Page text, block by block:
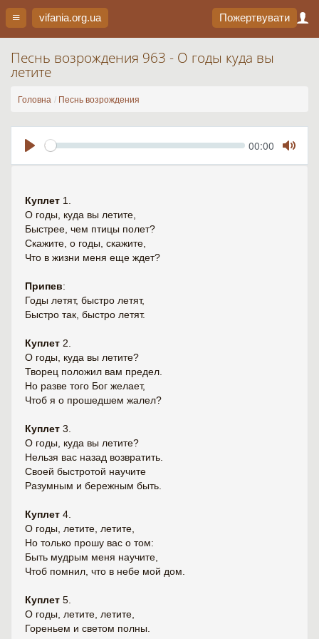
vifania.org.ua Пожертвувати
Песнь возрождения 963 - О годы куда вы
летите
Головна Песнь возрождения
Seek Current
00:00
Mute
Куплет 1.
О годы, куда вы летите,
Быстрее, чем птицы полет?
Скажите, о годы, скажите,
Что в жизни меня еще ждет?
Припев:
Годы летят, быстро летят,
Быстро так, быстро летят.
Куплет 2.
О годы, куда вы летите?
Творец положил вам предел.
Но разве того Бог желает,
Чтоб я о прошедшем жалел?
Куплет 3.
О годы, куда вы летите?
Нельзя вас назад возвратить.
Своей быстротой научите
Разумным и бережным быть.
Куплет 4.
О годы, летите, летите,
Но только прошу вас о том:
Быть мудрым меня научите,
Чтоб помнил, что в небе мой дом.
Куплет 5.
О годы, летите, летите,
Гореньем и светом полны.